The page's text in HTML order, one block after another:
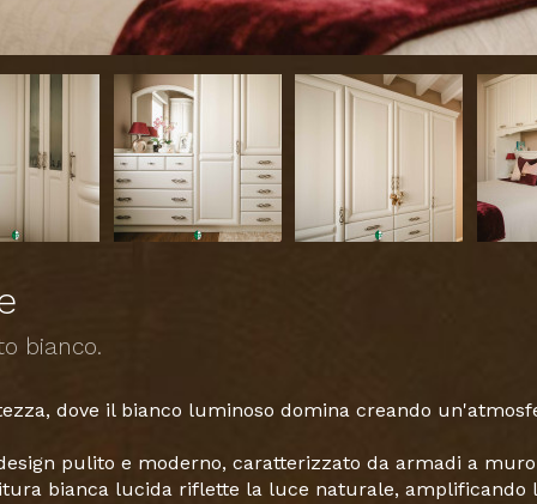
bianco.
dove il bianco luminoso domina creando
pulito e moderno, caratterizzato da armadi a
bianca lucida riflette la luce naturale, amplificando